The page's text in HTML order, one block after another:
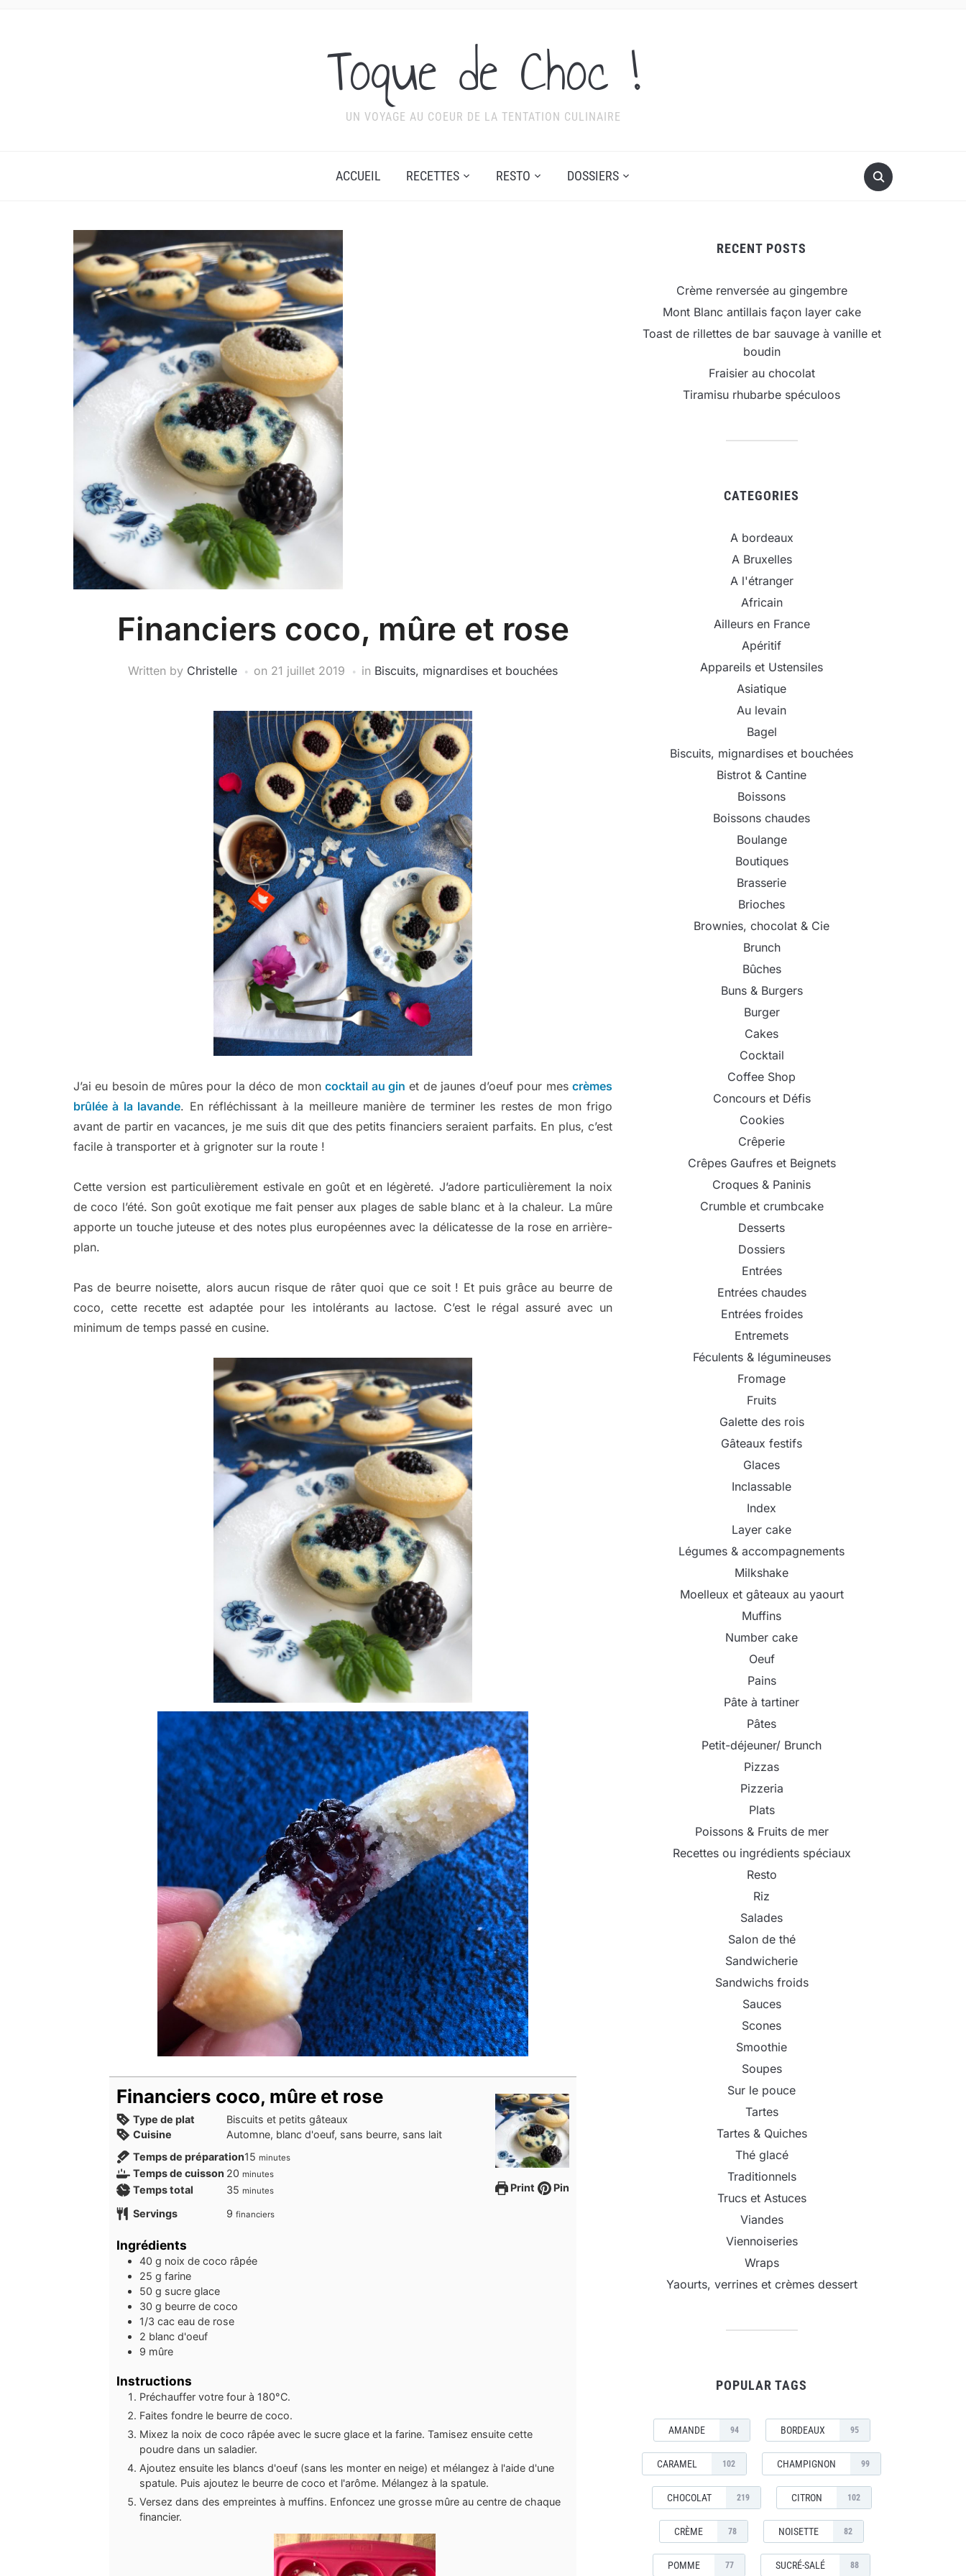
Toque de Choc !
UN VOYAGE AU COEUR DE LA TENTATION CULINAIRE
ACCUEIL RECETTES RESTO DOSSIERS
Financiers coco, mûre et rose
Written by Christelle on 21 juillet 2019 in Biscuits, mignardises et bouchées
J’ai eu besoin de mûres pour la déco de moncocktail au gin et de jaunes d’oeuf pour mescrèmes
brûlée à la lavande. En réfléchissant à la meilleure manière de terminer les restes de mon frigo
avant de partir en vacances, je me suis dit que des petits financiers seraient parfaits. En plus, c’est
facile à transporter et à grignoter sur la route !
Cette version est particulièrement estivale en goût et en légèreté. J’adore particulièrement la noix
de coco l’été. Son goût exotique me fait penser aux plages de sable blanc et à la chaleur. La mûre
apporte un touche juteuse et des notes plus européennes avec la délicatesse de la rose en arrière-
plan.
Pas de beurre noisette, alors aucun risque de râter quoi que ce soit ! Et puis grâce au beurre de
coco, cette recette est adaptée pour les intolérants au lactose. C’est le régal assuré avec un
minimum de temps passé en cusine.
Print Pin
Financiers coco, mûre et rose
Type de plat
Biscuits et petits gâteaux
Cuisine
Automne, blanc d'oeuf, sans beurre, sans lait
Temps de préparation15minutes
minutes
Temps de cuisson 20minutes
minutes
Temps total 35minutes
minutes
Servings 9 financiers
Ingrédients
40 g noix de coco râpée
25 g farine
50 g sucre glace
30 g beurre de coco
1/3 cac eau de rose
2 blanc d'oeuf
9 mûre
Instructions
Préchauffer votre four à 180°C.
Faites fondre le beurre de coco.
Mixez la noix de coco râpée avec le sucre glace et la farine. Tamisez ensuite cette
poudre dans un saladier.
Ajoutez ensuite les blancs d'oeuf (sans les monter en neige) et mélangez à l'aide d'une
spatule. Puis ajoutez le beurre de coco et l'arôme. Mélangez à la spatule.
Versez dans des empreintes à muffins. Enfoncez une grosse mûre au centre de chaque
financier.
RECENT POSTS
Crème renversée au gingembre
Mont Blanc antillais façon layer cake
Toast de rillettes de bar sauvage à vanille et
boudin
Fraisier au chocolat
Tiramisu rhubarbe spéculoos
CATEGORIES
A bordeaux
A Bruxelles
A l'étranger
Africain
Ailleurs en France
Apéritif
Appareils et Ustensiles
Asiatique
Au levain
Bagel
Biscuits, mignardises et bouchées
Bistrot & Cantine
Boissons
Boissons chaudes
Boulange
Boutiques
Brasserie
Brioches
Brownies, chocolat & Cie
Brunch
Bûches
Buns & Burgers
Burger
Cakes
Cocktail
Coffee Shop
Concours et Défis
Cookies
Crêperie
Crêpes Gaufres et Beignets
Croques & Paninis
Crumble et crumbcake
Desserts
Dossiers
Entrées
Entrées chaudes
Entrées froides
Entremets
Féculents & légumineuses
Fromage
Fruits
Galette des rois
Gâteaux festifs
Glaces
Inclassable
Index
Layer cake
Légumes & accompagnements
Milkshake
Moelleux et gâteaux au yaourt
Muffins
Number cake
Oeuf
Pains
Pâte à tartiner
Pâtes
Petit-déjeuner/ Brunch
Pizzas
Pizzeria
Plats
Poissons & Fruits de mer
Recettes ou ingrédients spéciaux
Resto
Riz
Salades
Salon de thé
Sandwicherie
Sandwichs froids
Sauces
Scones
Smoothie
Soupes
Sur le pouce
Tartes
Tartes & Quiches
Thé glacé
Traditionnels
Trucs et Astuces
Viandes
Viennoiseries
Wraps
Yaourts, verrines et crèmes dessert
POPULAR TAGS
AMANDE 94 BORDEAUX 95
CARAMEL 102 CHAMPIGNON 99
CHOCOLAT 219 CITRON 102
CRÈME 78 NOISETTE 82
POMME 77 SUCRÉ-SALÉ 88